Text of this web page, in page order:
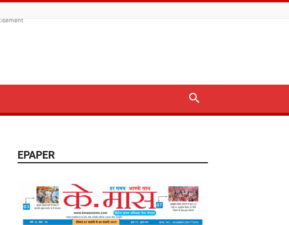
EPAPER